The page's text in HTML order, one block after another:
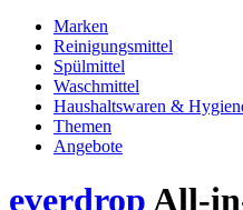
Marken
Reinigungsmittel
Spülmittel
Waschmittel
Haushaltswaren &
Themen
Angebote
everdropAll-